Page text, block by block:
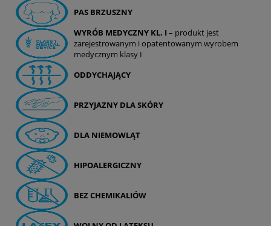
PAS BRZUSZNY
WYRÓB MEDYCZNY KL. I – produkt jest
zarejestrowanym i opatentowanym wyrobem
medycznym klasy I
ODDYCHAJĄCY
PRZYJAZNY DLA SKÓRY
DLA NIEMOWLĄT
HIPOALERGICZNY
BEZ CHEMIKALIÓW